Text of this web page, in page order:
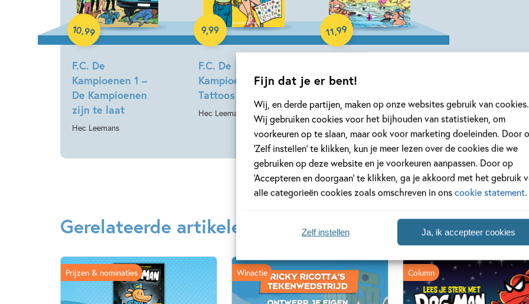
Fijn dat je er bent!
Wij, en derde partijen, maken op onze websites gebruik van cookies.
Wij gebruiken cookies voor het bijhouden van statistieken, om
voorkeuren op te slaan, maar ook voor marketing doeleinden. Door
‘Zelf instellen’ te klikken, kun je meer lezen over de cookies die we
gebruiken op deze website en je voorkeuren aanpassen. Door op
‘Accepteren en doorgaan’ te klikken, ga je akkoord met het gebruik
alle categorieën cookies zoals omschreven in onscookie statement.
Ja, ik accepteer cookies
Zelf instellen
F.C. De
Kampioenen 1 –
De Kampioenen
zijn te laat
Hec Leemans
10,99
Hardcover
F.C. De
Kampioenen 1 –
Tattoos
Hec Leemans
9,99
Paperback
Kampioenen –
vakantieboek
Hec Leemans
11,99
Paperback
Gerelateerde artikelen
Prijzen & nominaties Winactie Column